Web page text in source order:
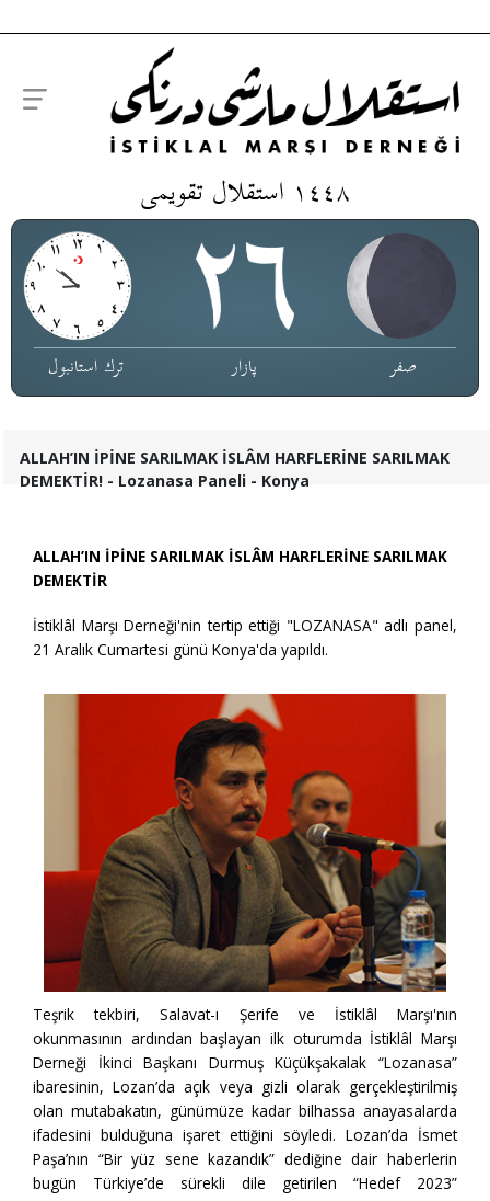
١٤٤٨ استقلال تقویمی
ترك استانبول پازار صفر
ALLAH’IN İPİNE SARILMAK İSLÂM HARFLERİNE SARILMAK
DEMEKTİR! - Lozanasa Paneli - Konya
ALLAH’IN İPİNE SARILMAK İSLÂM HARFLERİNE SARILMAK
DEMEKTİR
İstiklâl Marşı Derneği'nin tertip ettiği "LOZANASA" adlı panel,
21 Aralık Cumartesi günü Konya'da yapıldı.
Teşrik tekbiri, Salavat-ı Şerife ve İstiklâl Marşı'nın
okunmasının ardından başlayan ilk oturumda İstiklâl Marşı
Derneği İkinci Başkanı Durmuş Küçükşakalak “Lozanasa”
ibaresinin, Lozan’da açık veya gizli olarak gerçekleştirilmiş
olan mutabakatın, günümüze kadar bilhassa anayasalarda
ifadesini bulduğuna işaret ettiğini söyledi. Lozan’da İsmet
Paşa’nın “Bir yüz sene kazandık” dediğine dair haberlerin
bugün Türkiye’de sürekli dile getirilen “Hedef 2023”